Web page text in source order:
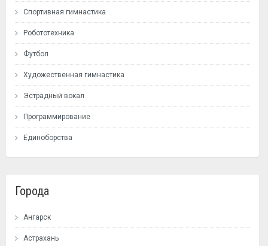
Спортивная гимнастика
Робототехника
Футбол
Художественная гимнастика
Эстрадный вокал
Программирование
Единоборства
Города
Ангарск
Астрахань